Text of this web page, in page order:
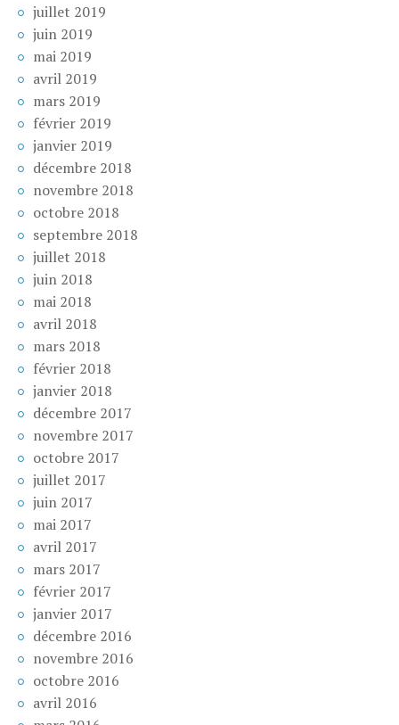
juillet 2019
juin 2019
mai 2019
avril 2019
mars 2019
février 2019
janvier 2019
décembre 2018
novembre 2018
octobre 2018
septembre 2018
juillet 2018
juin 2018
mai 2018
avril 2018
mars 2018
février 2018
janvier 2018
décembre 2017
novembre 2017
octobre 2017
juillet 2017
juin 2017
mai 2017
avril 2017
mars 2017
février 2017
janvier 2017
décembre 2016
novembre 2016
octobre 2016
avril 2016